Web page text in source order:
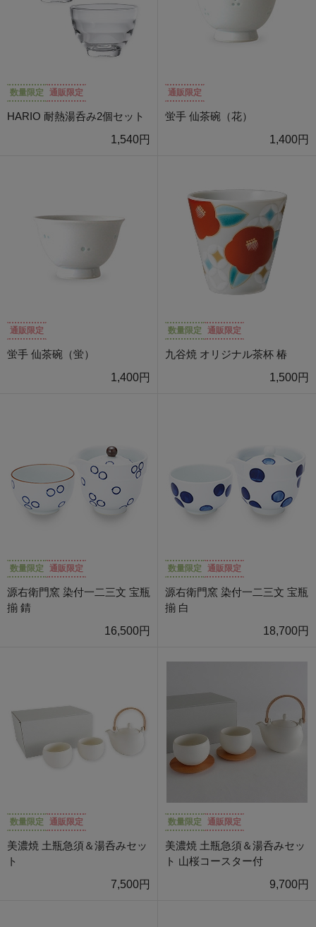
数量限定 通販限定
HARIO 耐熱湯呑み2個セット
1,540円
通販限定
蛍手 仙茶碗（花）
1,400円
通販限定
蛍手 仙茶碗（蛍）
1,400円
数量限定 通販限定
九谷焼 オリジナル茶杯 椿
1,500円
数量限定 通販限定
源右衛門窯 染付一二三文 宝瓶
揃 錆
16,500円
数量限定 通販限定
源右衛門窯 染付一二三文 宝瓶
揃 白
18,700円
数量限定 通販限定
美濃焼 土瓶急須＆湯呑みセッ
ト
7,500円
数量限定 通販限定
美濃焼 土瓶急須＆湯呑みセッ
ト 山桜コースター付
9,700円